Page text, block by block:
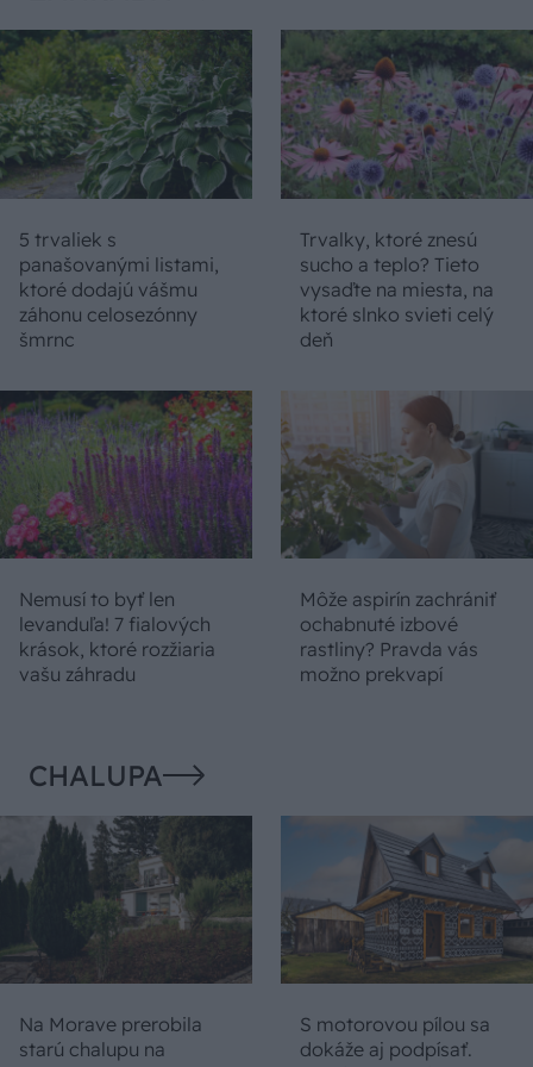
5 trvaliek s
panašovanými listami,
ktoré dodajú vášmu
záhonu celosezónny
šmrnc
Trvalky, ktoré znesú
sucho a teplo? Tieto
vysaďte na miesta, na
ktoré slnko svieti celý
deň
Nemusí to byť len
levanduľa! 7 fialových
krások, ktoré rozžiaria
vašu záhradu
Môže aspirín zachrániť
ochabnuté izbové
rastliny? Pravda vás
možno prekvapí
CHALUPA
Na Morave prerobila
starú chalupu na
S motorovou pílou sa
dokáže aj podpísať.